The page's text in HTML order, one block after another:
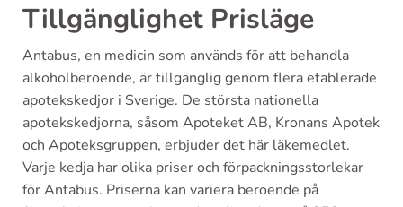
Tillgänglighet Prisläge
Antabus, en medicin som används för att behandla
alkoholberoende, är tillgänglig genom flera etablerade
apotekskedjor i Sverige. De största nationella
apotekskedjorna, såsom Apoteket AB, Kronans Apotek
och Apoteksgruppen, erbjuder det här läkemedlet.
Varje kedja har olika priser och förpackningsstorlekar
för Antabus. Priserna kan variera beroende på